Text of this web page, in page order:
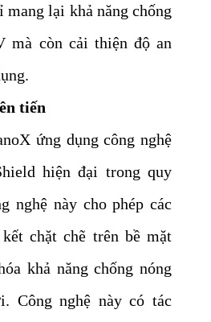
mang lại khả năng chống
mà còn cải thiện độ an
tiến
ứng dụng công nghệ
hiện đại trong quy
nghệ này cho phép các
chặt chẽ trên bề mặt
khả năng chống nóng
Công nghệ này có tác